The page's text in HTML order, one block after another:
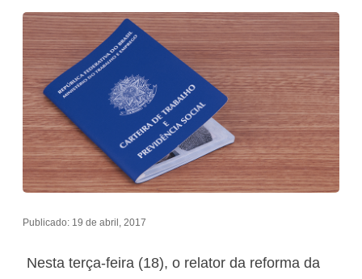
Publicado: 19 de abril, 2017
Nesta terça-feira (18), o relator da reforma da